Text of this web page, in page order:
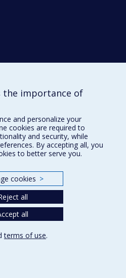
the importance of
and personalize your
cookies are required to
and security, while
By accepting all, you
to better serve you.
cookies >
all
all
terms of use.